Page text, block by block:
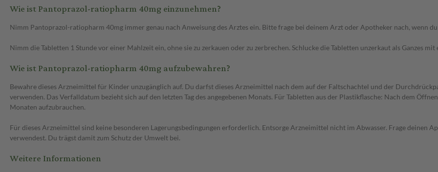
Wie ist Pantoprazol-ratiopharm 40mg einzunehmen?
Nimm Pantoprazol-ratiopharm 40mg immer genau nach Anweisung des Arztes ein. Bitte frage bei deinem Arzt oder Apotheker nach, wenn
Nimm die Tabletten 1 Stunde vor einer Mahlzeit ein, ohne sie zu zerkauen oder zu zerbrechen. Schlucke die Tabletten unzerkaut als Ganzes mit
Wie ist Pantoprazol-ratiopharm 40mg aufzubewahren?
Bewahre dieses Arzneimittel für Kinder unzugänglich auf. Du darfst dieses Arzneimittel nach dem auf der Faltschachtel und der
verwenden. Das Verfalldatum bezieht sich auf den letzten Tag des angegebenen Monats. Für Tabletten aus der Plastikflasche: Nach dem
Monaten aufzubrauchen.
Für dieses Arzneimittel sind keine besonderen Lagerungsbedingungen erforderlich. Entsorge Arzneimittel nicht im Abwasser. Frage deinen
verwendest. Du trägst damit zum Schutz der Umwelt bei.
Weitere Informationen